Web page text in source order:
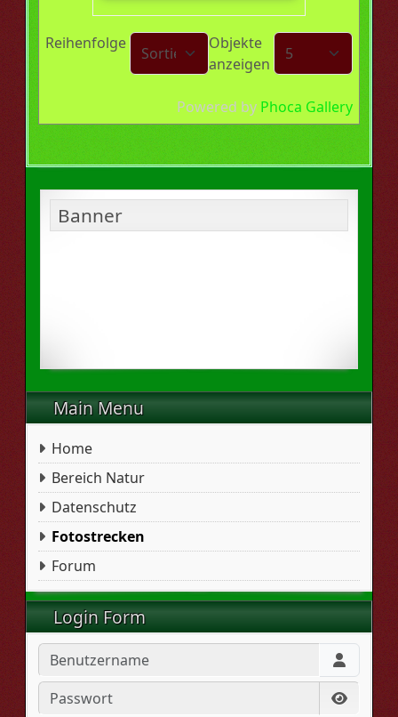
Main Menu
Home
Bereich Natur
Datenschutz
Fotostrecken
Forum
Login Form
Benutzername
Passwort
Reihenfolge
Objekte
anzeigen
Powered by Phoca Gallery
Banner